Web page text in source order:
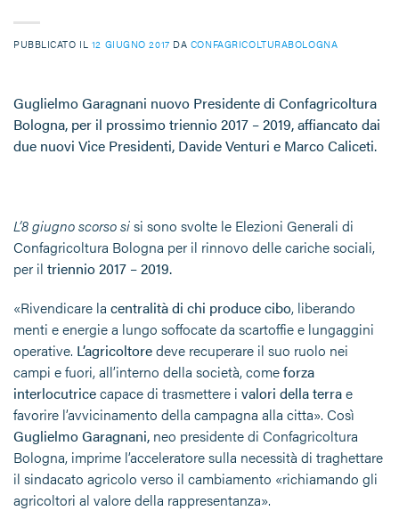
PUBBLICATO IL 12 GIUGNO 2017 DA CONFAGRICOLTURABOLOGNA
Guglielmo Garagnani nuovo Presidente di Confagricoltura
Bologna, per il prossimo triennio 2017 – 2019, affiancato dai
due nuovi Vice Presidenti, Davide Venturi e Marco Caliceti.
L’8 giugno scorso sisi sono svolte le Elezioni Generali di
Confagricoltura Bologna per il rinnovo delle cariche sociali,
per il triennio 2017 – 2019.
«Rivendicare la centralità di chi produce cibo, liberando
menti e energie a lungo soffocate da scartoffie e lungaggini
operative. L’agricoltoredeve recuperare il suo ruolo nei
campi e fuori, all’interno della società, comeforza
interlocutricecapace di trasmettere i valori della terrae
favorire l’avvicinamento della campagna alla citta». Così
Guglielmo Garagnani, neo presidente di Confagricoltura
Bologna, imprime l’acceleratore sulla necessità di traghettare
il sindacato agricolo verso il cambiamento «richiamando gli
agricoltori al valore della rappresentanza».